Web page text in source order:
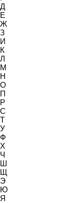
Д
Е
Ж
З
И
К
Л
М
Н
О
П
Р
С
Т
У
Ф
Х
Ч
Ш
Щ
Э
Ю
Я